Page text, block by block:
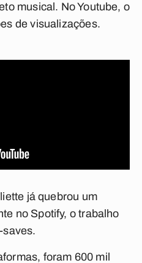
musical. No Youtube, o
de visualizações.
já quebrou um
no Spotify, o trabalho
saves.
foram 600 mil